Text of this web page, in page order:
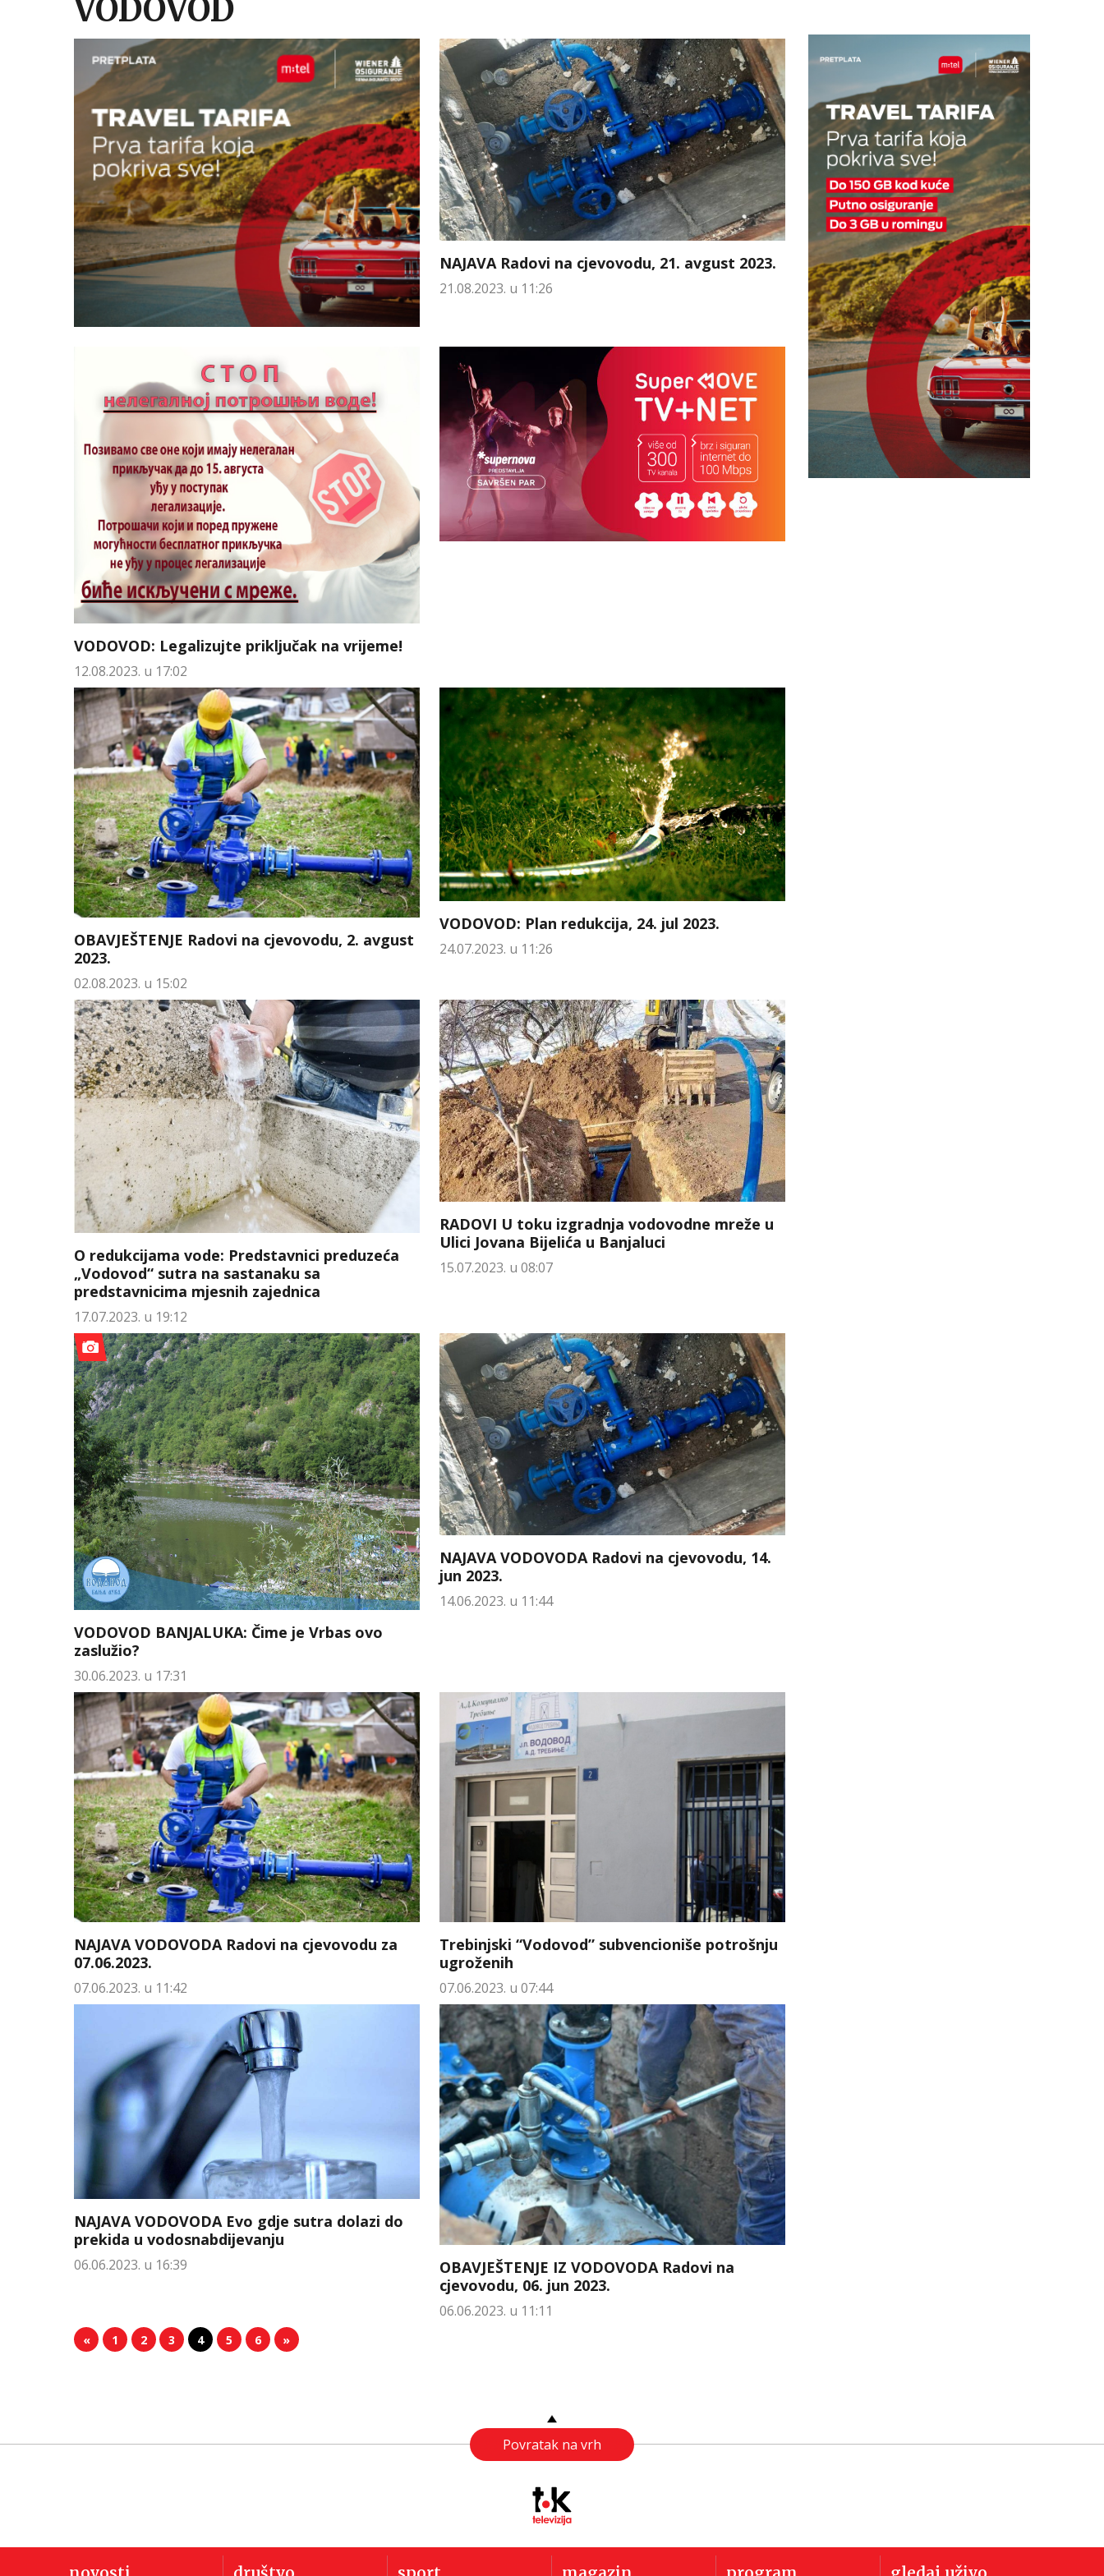
VODOVOD
NAJAVA Radovi na cjevovodu, 21. avgust 2023.
21.08.2023. u 11:26
VODOVOD: Legalizujte priključak na vrijeme!
12.08.2023. u 17:02
OBAVJEŠTENJE Radovi na cjevovodu, 2. avgust
2023.
02.08.2023. u 15:02
VODOVOD: Plan redukcija, 24. jul 2023.
24.07.2023. u 11:26
O redukcijama vode: Predstavnici preduzeća
„Vodovod“ sutra na sastanaku sa
predstavnicima mjesnih zajednica
17.07.2023. u 19:12
RADOVI U toku izgradnja vodovodne mreže u
Ulici Jovana Bijelića u Banjaluci
15.07.2023. u 08:07
VODOVOD BANJALUKA: Čime je Vrbas ovo
zaslužio?
30.06.2023. u 17:31
NAJAVA VODOVODA Radovi na cjevovodu, 14.
jun 2023.
14.06.2023. u 11:44
NAJAVA VODOVODA Radovi na cjevovodu za
07.06.2023.
07.06.2023. u 11:42
Trebinjski “Vodovod” subvencioniše potrošnju
ugroženih
07.06.2023. u 07:44
NAJAVA VODOVODA Evo gdje sutra dolazi do
prekida u vodosnabdijevanju
06.06.2023. u 16:39
OBAVJEŠTENJE IZ VODOVODA Radovi na
cjevovodu, 06. jun 2023.
06.06.2023. u 11:11
« 1 2 3 4 5 6 »
Povratak na vrh